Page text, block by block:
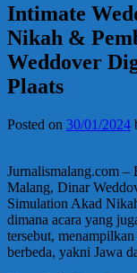
Intimate
Nikah &
Weddover
Plaats
Posted on 30/01/2024
Jurnalismalang.com –
Malang, Dinar
Simulation Akad
dimana acara yang
tersebut,
berbeda, yakni Jawa